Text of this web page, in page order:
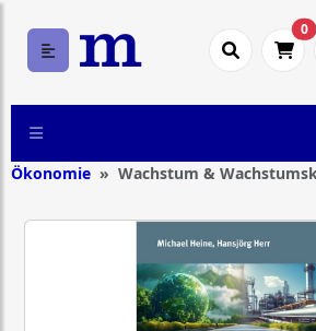
0
Ökonomie Wachstum &